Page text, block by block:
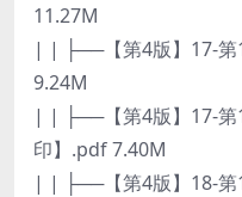
11.27M
| | ├──【第4版】17-第
9.24M
| | ├──【第4版】17-第
印】.pdf 7.40M
| | ├──【第4版】18-第